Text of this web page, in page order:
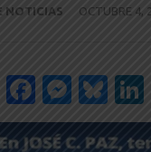
NOTICIAS OCTUBRE 4,
Telegram